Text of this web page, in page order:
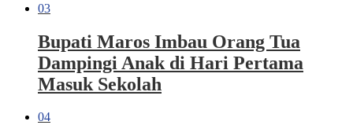
03
Bupati Maros Imbau Orang Tua
Dampingi Anak di Hari Pertama
Masuk Sekolah
04